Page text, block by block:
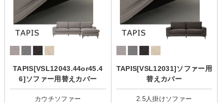
TAPIS[VSL12043.44or45.4
6]ソファー用替えカバー
カウチソファー
TAPIS[VSL12031]ソファー用
替えカバー
2.5人掛けソファー